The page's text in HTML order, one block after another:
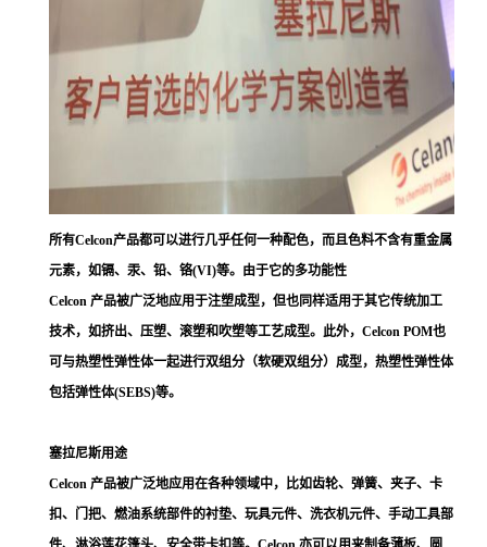
所有Celcon产品都可以进行几乎任何一种配色，而且色料不含有重金属
元素，如镉、汞、铅、铬(VI)等。由于它的多功能性
Celcon 产品被广泛地应用于注塑成型，但也同样适用于其它传统加工
技术，如挤出、压塑、滚塑和吹塑等工艺成型。此外，Celcon POM也
可与热塑性弹性体一起进行双组分（软硬双组分）成型，热塑性弹性体
包括弹性体(SEBS)等。
塞拉尼斯用途
Celcon 产品被广泛地应用在各种领域中，比如齿轮、弹簧、夹子、卡
扣、门把、燃油系统部件的衬垫、玩具元件、洗衣机元件、手动工具部